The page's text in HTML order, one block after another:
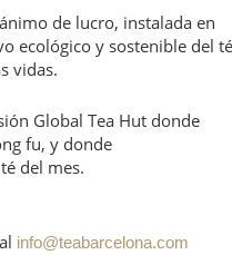
de lucro, instalada en
ecológico y sostenible del
vidas.
Global Tea Hut donde
fu, y donde
del mes.
info@teabarcelona.com